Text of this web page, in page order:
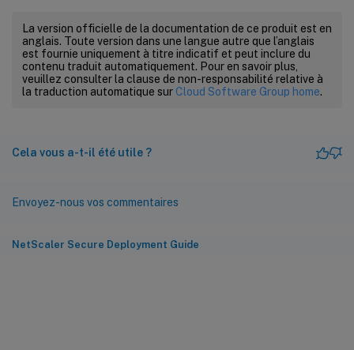
La version officielle de la documentation de ce produit est en
anglais. Toute version dans une langue autre que l’anglais
est fournie uniquement à titre indicatif et peut inclure du
contenu traduit automatiquement. Pour en savoir plus,
veuillez consulter la clause de non-responsabilité relative à
la traduction automatique sur Cloud Software Group home.
Cela vous a-t-il été utile ?
Envoyez-nous vos commentaires
NetScaler Secure Deployment Guide